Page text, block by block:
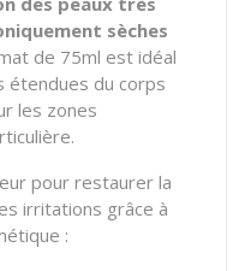
sèches
de 75ml est idéal
étendues du corps
les zones
pour restaurer la
irritations grâce à
: